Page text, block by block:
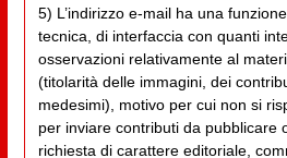
5) L’indirizzo e-mail ha una
tecnica, di interfaccia con quanti
osservazioni relativamente al
(titolarità delle immagini, dei
medesimi), motivo per cui non si
per inviare contributi da pubblicare
richiesta di carattere editoriale,